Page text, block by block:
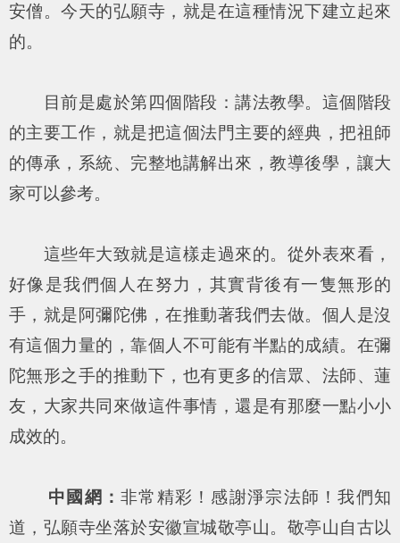
安僧。今天的弘願寺，就是在這種情況下建立起來
的。
目前是處於第四個階段：講法教學。這個階段
的主要工作，就是把這個法門主要的經典，把祖師
的傳承，系統、完整地講解出來，教導後學，讓大
家可以參考。
這些年大致就是這樣走過來的。從外表來看，
好像是我們個人在努力，其實背後有一隻無形的
手，就是阿彌陀佛，在推動著我們去做。個人是沒
有這個力量的，靠個人不可能有半點的成績。在彌
陀無形之手的推動下，也有更多的信眾、法師、蓮
友，大家共同來做這件事情，還是有那麼一點小小
成效的。
中國網：非常精彩！感謝淨宗法師！我們知
道，弘願寺坐落於安徽宣城敬亭山。敬亭山自古以